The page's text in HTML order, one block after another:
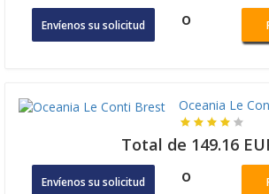
Envíenos su solicitud o
Oceania Le
Total de 149.16
Envíenos su solicitud o